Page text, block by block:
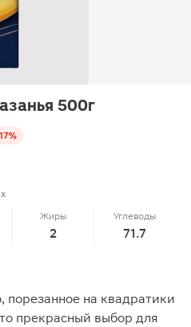
500г
Жиры
2
Углеводы
71.7
порезанное на квадратики
прекрасный выбор для